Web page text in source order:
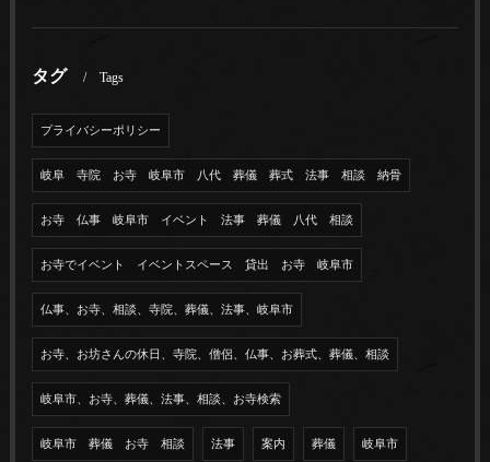
タグ Tags
プライバシーポリシー
岐阜 寺院 お寺 岐阜市 八代 葬儀 葬式 法事 相談 納骨
お寺 仏事 岐阜市 イベント 法事 葬儀 八代 相談
お寺でイベント イベントスペース 貸出 お寺 岐阜市
仏事、お寺、相談、寺院、葬儀、法事、岐阜市
お寺、お坊さんの休日、寺院、僧侶、仏事、お葬式、葬儀、相談
岐阜市、お寺、葬儀、法事、相談、お寺検索
岐阜市 葬儀 お寺 相談 法事 案内 葬儀 岐阜市